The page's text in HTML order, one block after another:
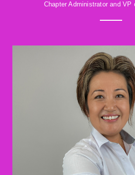
Chapter Administrator and VP